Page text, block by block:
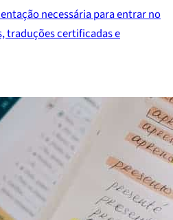
necessária para entrar no
traduções certificadas e